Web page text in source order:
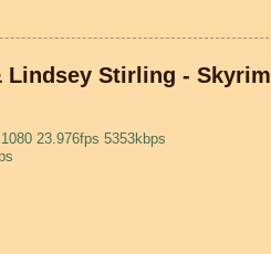
Lindsey Stirling - Skyrim
23.976fps 5353kbps